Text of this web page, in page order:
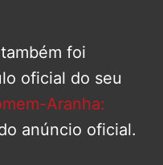
foi
oficial do seu
Aranha:
anúncio oficial.